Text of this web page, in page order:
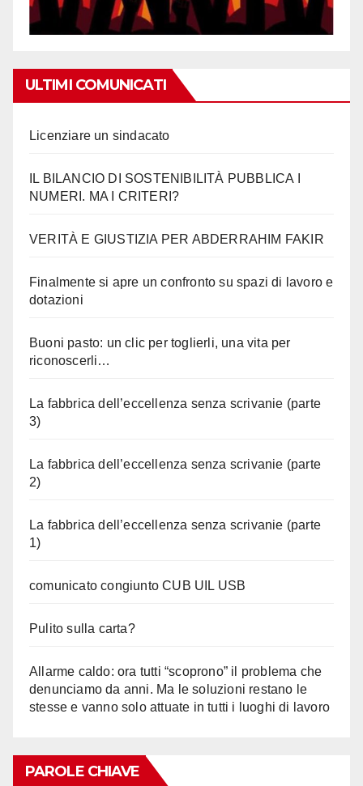
ULTIMI COMUNICATI
Licenziare un sindacato
IL BILANCIO DI SOSTENIBILITÀ PUBBLICA I
NUMERI. MA I CRITERI?
VERITÀ E GIUSTIZIA PER ABDERRAHIM FAKIR
Finalmente si apre un confronto su spazi di lavoro e
dotazioni
Buoni pasto: un clic per toglierli, una vita per
riconoscerli…
La fabbrica dell’eccellenza senza scrivanie (parte
3)
La fabbrica dell’eccellenza senza scrivanie (parte
2)
La fabbrica dell’eccellenza senza scrivanie (parte
1)
comunicato congiunto CUB UIL USB
Pulito sulla carta?
Allarme caldo: ora tutti “scoprono” il problema che
denunciamo da anni. Ma le soluzioni restano le
stesse e vanno solo attuate in tutti i luoghi di lavoro
PAROLE CHIAVE